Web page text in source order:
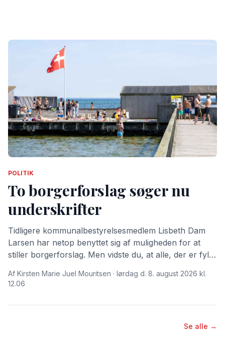
POLITIK
To borgerforslag søger nu
underskrifter
Tidligere kommunalbestyrelsesmedlem Lisbeth Dam
Larsen har netop benyttet sig af muligheden for at
stiller borgerforslag. Men vidste du, at alle, der er fyldt
borgerforslag?
Af Kirsten Marie Juel Mouritsen · lørdag d. 8. august 2026 kl.
12.06
Se alle →